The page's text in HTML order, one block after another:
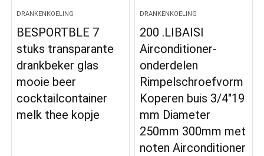
DRANKENKOELING
BESPORTBLE 7
stuks transparante
drankbeker glas
mooie beer
cocktailcontainer
melk thee kopje
DRANKENKOELING
200 .LIBAISI
Airconditioner-
onderdelen
Rimpelschroefvorm
Koperen buis 3/4″19
mm Diameter
250mm 300mm met
noten Airconditioner